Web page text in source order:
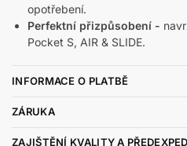
opotřebení.
Perfektní přizpůsobení -
Pocket S, AIR & SLIDE.
INFORMACE O PLATBĚ
ZÁRUKA
ZAJIŠTĚNÍ KVALITY A